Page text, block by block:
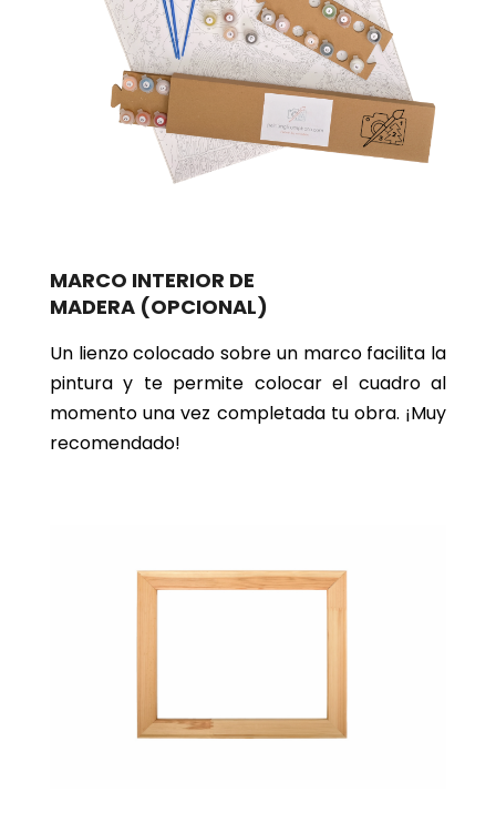
MARCO INTERIOR DE
MADERA (OPCIONAL)
Un lienzo colocado sobre un marco facilita la
pintura y te permite colocar el cuadro al
momento una vez completada tu obra. ¡Muy
recomendado!